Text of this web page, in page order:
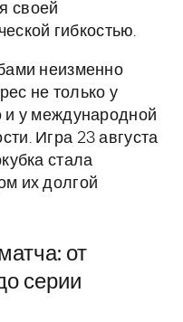
своей
гибкостью.
неизменно
не только у
и у международной
Игра 23 августа
стала
их долгой
от
серии